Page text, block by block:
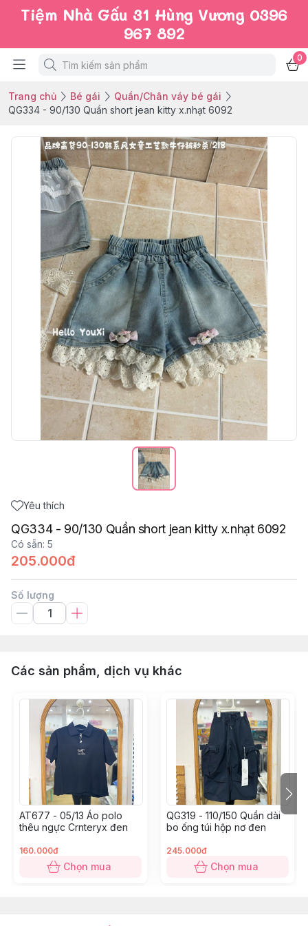
Tiệm Nhà Gấu 31 Hùng Vương 0396
967 892
0
Trang chủ Bé gái
Quần/Chân váy bé gái
QG334 - 90/130 Quần short jean kitty x.nhạt 6092
Yêu thích
QG334 - 90/130 Quần short jean kitty x.nhạt 6092
Có sẵn: 5
205.000đ
Số lượng
Các sản phẩm, dịch vụ khác
AT677 - 05/13 Áo polo
thêu ngực Crnteryx đen
160.000đ
Chọn mua
QG319 - 110/150 Quần dài
bo ống túi hộp nơ đen
245.000đ
Chọn mua